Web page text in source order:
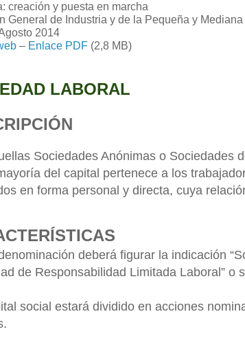
creación y puesta en marcha
General de Industria y de la Pequeña y
2014
– Enlace PDF (2,8 MB)
LABORAL
Sociedades Anónimas o Sociedades
del capital pertenece a los
en forma personal y directa, cuya
deberá figurar la indicación
de Responsabilidad Limitada Laboral” o
social estará dividido en acciones